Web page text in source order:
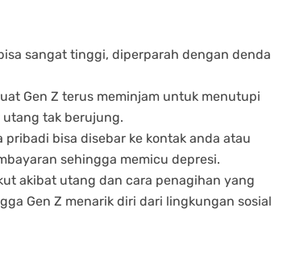
sangat tinggi, diperparah dengan denda
Gen Z terus meminjam untuk menutupi
tak berujung.
pribadi bisa disebar ke kontak anda atau
sehingga memicu depresi.
akibat utang dan cara penagihan yang
Gen Z menarik diri dari lingkungan sosial